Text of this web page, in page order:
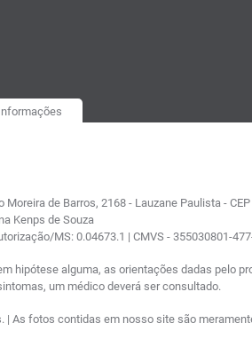
de Barros, 2168 - Lauzane Paulista -
Kenps de Souza
MS: 0.04673.1 | CMVS - 355030801-
alguma, as orientações dadas pelo
um médico deverá ser consultado.
As fotos contidas em nosso site são